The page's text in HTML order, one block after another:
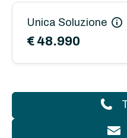
Unica Soluzione
€ 48.990